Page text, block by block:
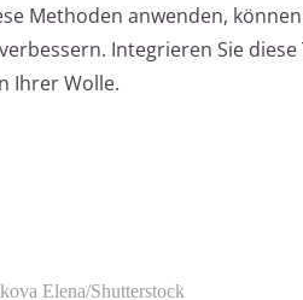
Methoden anwenden,
Integrieren Sie
Ihrer Wolle.
Elena/Shutterstock